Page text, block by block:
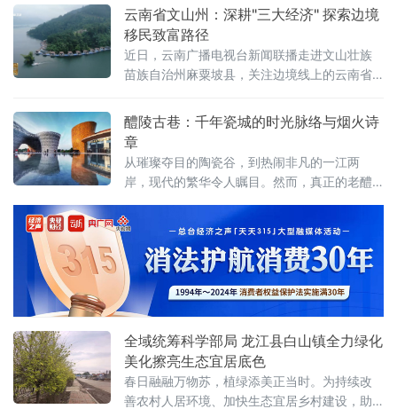
云南省文山州：深耕"三大经济" 探索边境
移民致富路径
近日，云南广播电视台新闻联播走进文山壮族
苗族自治州麻粟坡县，关注边境线上的云南省
云南省文山壮族苗族自治州移民安置部门紧紧
围绕资源经济、园区经济和口岸经济战略部
署，将水库移民安置的后扶政策与县域产业升
级深度融合，探索出一条具有边境特色的移民
致富路径。
醴陵古巷：千年瓷城的时光脉络与烟火诗
章
从璀璨夺目的陶瓷谷，到热闹非凡的一江两
岸，现代的繁华令人瞩目。然而，真正的老醴
条古巷之中。这里的青石板被岁月磨得发亮，
老木门满是斑驳沧桑，每一条古巷都藏着浓郁
的烟火气，藏着深厚的文脉，藏着醴陵人数百
年的生活记忆，宛如一部部无言的史书，等待
着人们去翻阅。今天，就让我们一同走进醴陵
百年古巷，去探寻这座千年瓷城的灵魂。姜
全域统筹科学部局 龙江县白山镇全力绿化
美化擦亮生态宜居底色
春日融融万物苏，植绿添美正当时。为持续改
善农村人居环境、加快生态宜居乡村建设，助